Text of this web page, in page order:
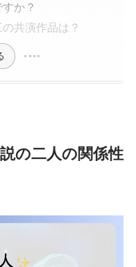
か？
共演作品は？
の二人の関係性